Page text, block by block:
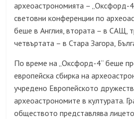
археоастрономията – „Оксфорд-
световни конференции по
беше в Англия, втората – в САЩ,
четвъртата – в Стара Загора,
По време на „Оксфорд-4“ беше
европейска сбирка на
учредено Европейското
археоастрономите в културата.
обществото представлява